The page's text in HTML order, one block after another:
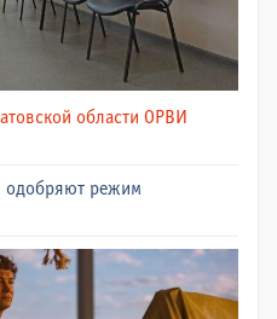
области ОРВИ
одобряют режим